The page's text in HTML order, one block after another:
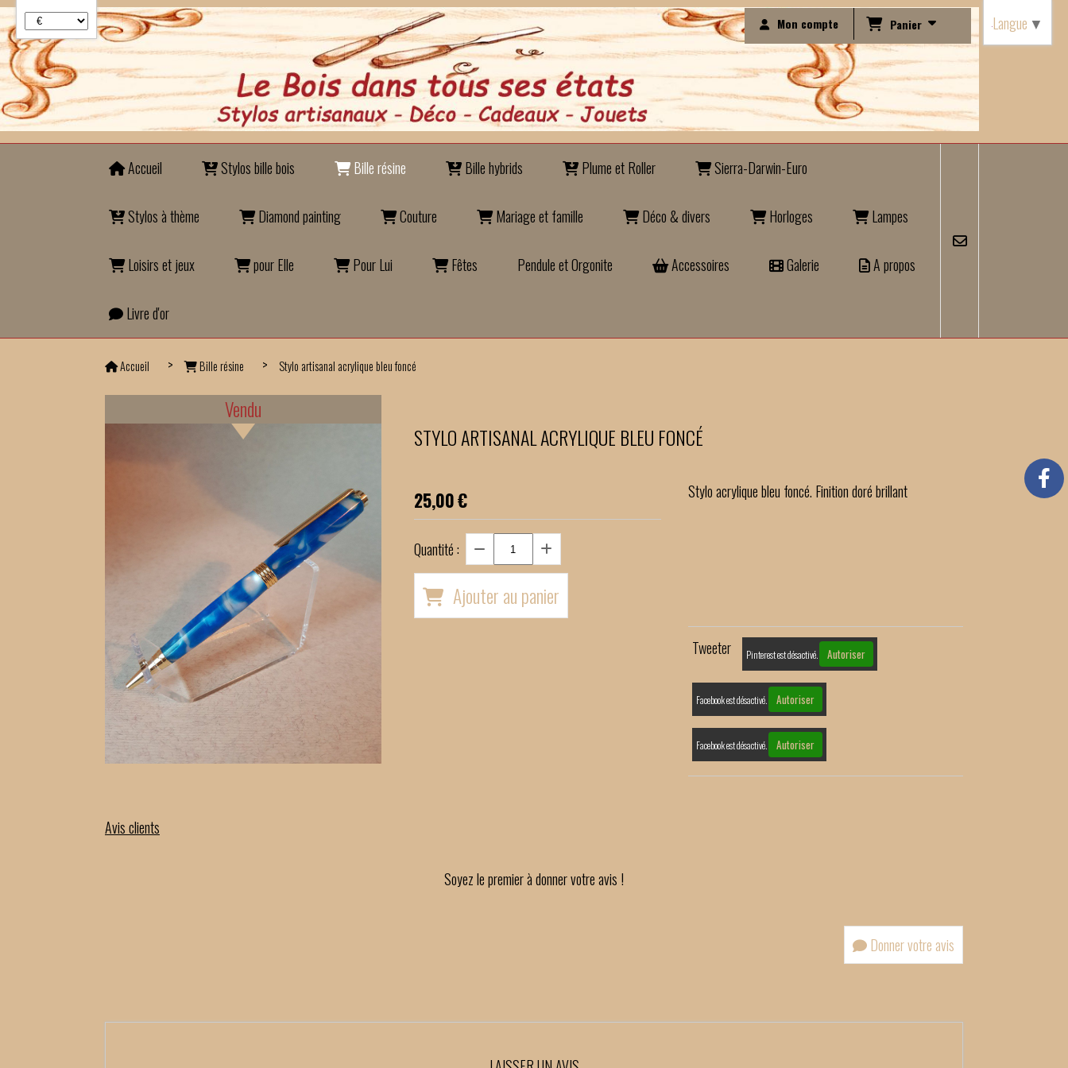
Mon compte Panier
Accueil Stylos bille bois Bille résine Bille hybrids Plume et Roller Sierra-Darwin-Euro
Stylos à thème Diamond painting Couture Mariage et famille Déco & divers Horloges Lampes
Loisirs et jeux pour Elle Pour Lui Fêtes Pendule et Orgonite Accessoires Galerie A propos
Livre d'or
Accueil Bille résine Stylo artisanal acrylique bleu foncé
Vendu
STYLO ARTISANAL ACRYLIQUE BLEU FONCÉ
25,00€
Quantité :
Ajouter au panier
Stylo acrylique bleu foncé. Finition doré brillant
Tweeter Pinterest est désactivé. Autoriser
Facebook est désactivé. Autoriser
Facebook est désactivé. Autoriser
Avis clients
Soyez le premier à donner votre avis !
Donner votre avis
Langue ▼
Panneau de gestion des cookies